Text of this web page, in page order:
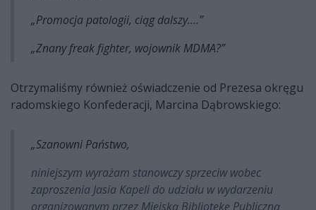
„Promocja patologii, ciąg dalszy.…”
„Znany freak fighter, wojownik MDMA?”
Otrzymaliśmy również oświadczenie od Prezesa okręgu
radomskiego Konfederacji, Marcina Dąbrowskiego:
„Szanowni Państwo,
niniejszym wyrażam stanowczy sprzeciw wobec
zaproszenia Jasia Kapeli do udziału w wydarzeniu
organizowanym przez Miejską Bibliotekę Publiczną